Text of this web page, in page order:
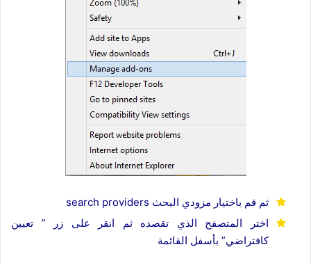
ثم قم باختيار مزودي البحث search providers
اختر المتصفح الذي تقصده ثم انقر على زر ” تعيين
كافتراضي” بأسفل القائمة